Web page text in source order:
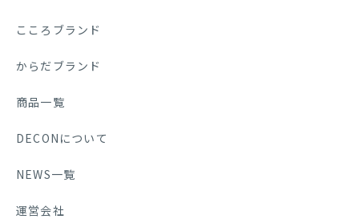
こころブランド
からだブランド
商品一覧
DECONについて
NEWS一覧
運営会社